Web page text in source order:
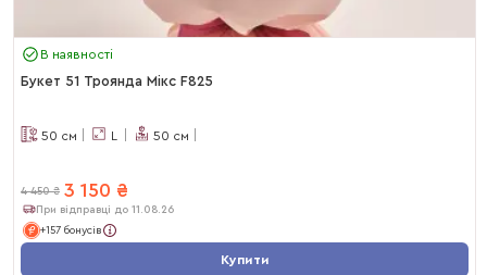
В наявності
Букет 51 Троянда Мікс F825
50 см L 50 см
4 450 ₴ 3 150 ₴
При відправці до 11.08.26
+157 бонусів
Купити